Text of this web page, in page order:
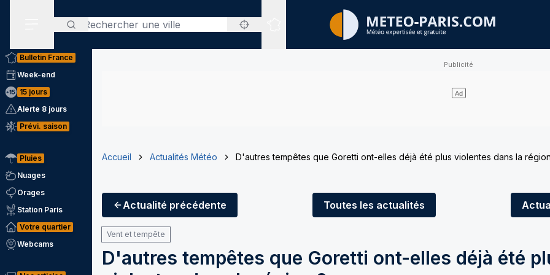
Rechercher
Sites expertisés
Bulletin France
Week-end
15 jours
Alerte 8 jours
Prévi. saison
Pluies
Nuages
Orages
Station Paris
Votre quartier
Webcams
Accueil Actualités Météo D'autres tempêtes que Goretti ont-elles déjà été plus violentes dans la
Actualité précédente Toutes les actualités
Vent et tempête
D'autres tempêtes que Goretti ont-elles déjà été